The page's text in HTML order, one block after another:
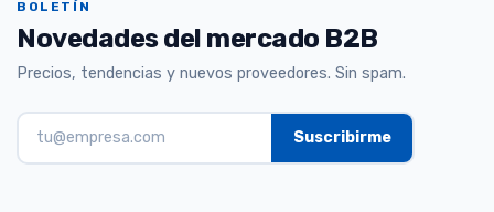
BOLETÍN
Novedades del mercado B2B
Precios, tendencias y nuevos proveedores. Sin spam.